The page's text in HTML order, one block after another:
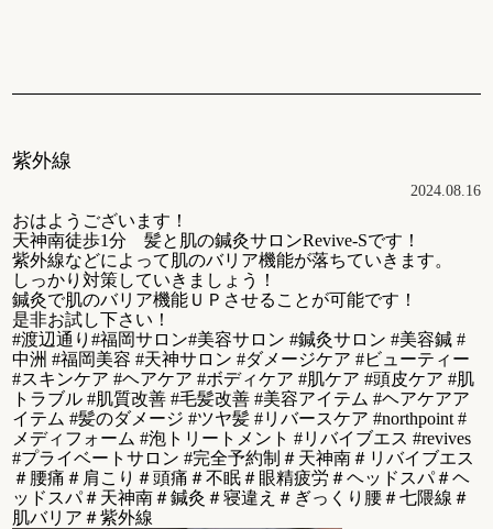
紫外線
2024.08.16
おはようございます！
天神南徒歩1分 髪と肌の鍼灸サロンRevive-Sです！
紫外線などによって肌のバリア機能が落ちていきます。
しっかり対策していきましょう！
鍼灸で肌のバリア機能ＵＰさせることが可能です！
是非お試し下さい！
#渡辺通り#福岡サロン#美容サロン #鍼灸サロン #美容鍼 #
中洲 #福岡美容 #天神サロン #ダメージケア #ビューティー
#スキンケア #ヘアケア #ボディケア #肌ケア #頭皮ケア #肌
トラブル #肌質改善 #毛髪改善 #美容アイテム #ヘアケアア
イテム #髪のダメージ #ツヤ髪 #リバースケア #northpoint #
メディフォーム #泡トリートメント #リバイブエス #revives
#プライベートサロン #完全予約制＃天神南＃リバイブエス
＃腰痛＃肩こり＃頭痛＃不眠＃眼精疲労＃ヘッドスパ＃ヘ
ッドスパ＃天神南＃鍼灸＃寝違え＃ぎっくり腰＃七隈線＃
肌バリア＃紫外線